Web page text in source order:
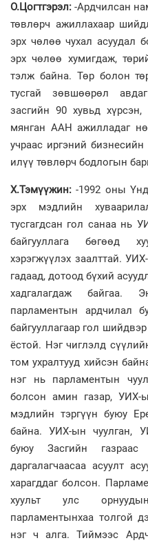
О.Цогтгэрэл: -Ардчилсан
төвлөрч ажиллахаар
эрх чөлөө чухал асуудал
эрх чөлөө хумигдаж,
тэлж байна. Төр болон
тусгай зөвшөөрөл
засгийн 90 хувьд
мянган ААН ажилладаг
учраас иргэний
илүү төвлөрч бодлогын
Х.Тэмүүжин:-1992 оны
эрх мэдлийн
тусгагдсан гол санаа нь
байгууллага бөгөөд
хэрэгжүүлэх заалттай.
гадаад, дотоод бүхий
хадгалагдаж
парламентын ардчилал
байгууллагаар гол
ёстой. Нэг чиглэлд
том ухралтууд хийсэн
нэг нь парламентын
болсон амин газар, УИХ-
мэдлийн тэргүүн буюу
байна. УИХ-ын чуулган,
буюу Засгийн газраас
даргалагчаасаа асуулт
харагддаг болсон.
хуульт улс
парламентынхаа толгой
нэг ч алга. Тиймээс